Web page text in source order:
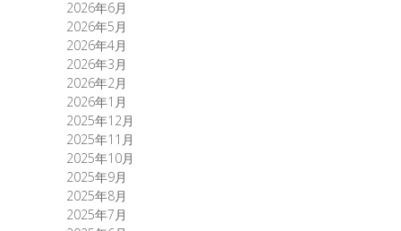
2026年6月
2026年5月
2026年4月
2026年3月
2026年2月
2026年1月
2025年12月
2025年11月
2025年10月
2025年9月
2025年8月
2025年7月